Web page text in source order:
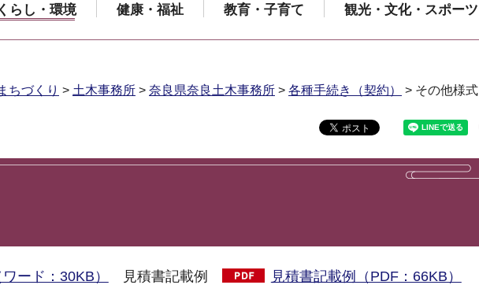
くらし・環境 健康・福祉 教育・子育て 観光・文化・スポーツ
ちづくり > 土木事務所 > 奈良県奈良土木事務所 > 各種手続き（契約） > その他様式
ード：30KB） 見積書記載例
見積書記載例（PDF：66KB）